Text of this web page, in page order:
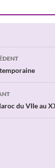
du VIIe au